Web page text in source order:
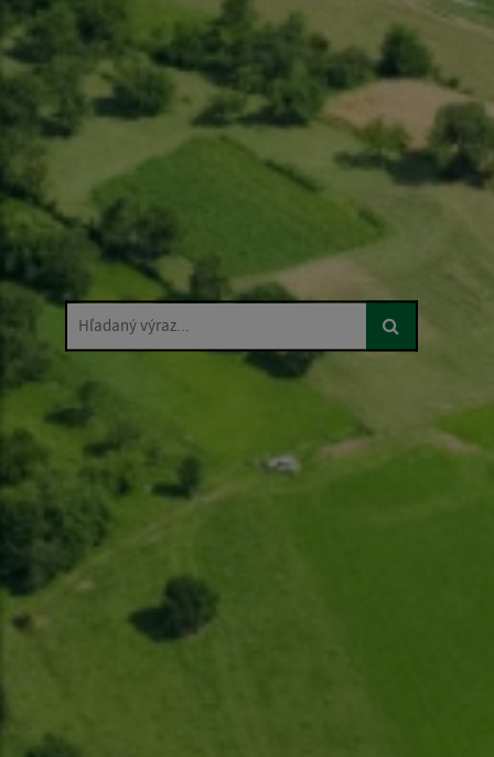
Hľadaný výraz...